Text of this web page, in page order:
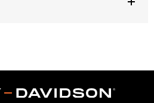
– Go towww.h-